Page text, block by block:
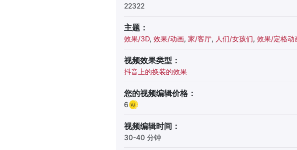
22322
主题：
效果/3D, 效果/动画, 家/客厅, 人们/女孩们, 效果/定格动
视频效果类型：
抖音上的换装的效果
您的视频编辑价格：
6
视频编辑时间：
30-40 分钟